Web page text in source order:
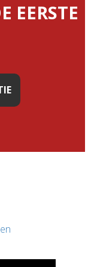
EERSTE